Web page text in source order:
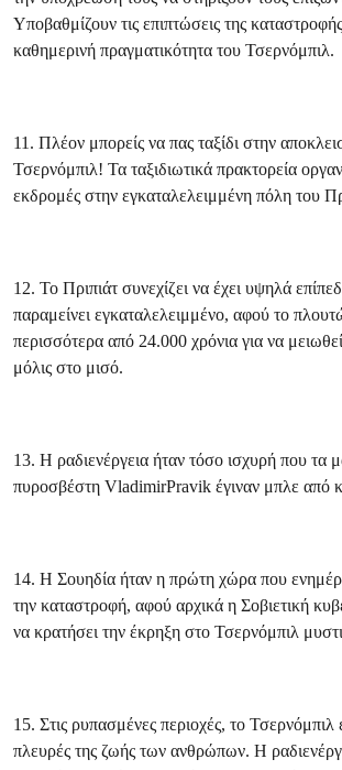
Υποβαθμίζουν τις επιπτώσεις της
καθημερινή πραγματικότητα του Τσερνόμπιλ.
11. Πλέον μπορείς να πας ταξίδι στην
Τσερνόμπιλ! Τα ταξιδιωτικά πρακτορεία
εκδρομές στην εγκαταλελειμμένη πόλη του
12. Το Πριπιάτ συνεχίζει να έχει υψηλά
παραμείνει εγκαταλελειμμένο, αφού το
περισσότερα από 24.000 χρόνια για να
μόλις στο μισό.
13. Η ραδιενέργεια ήταν τόσο ισχυρή που τα
πυροσβέστη VladimirPravik έγιναν μπλε από
14. Η Σουηδία ήταν η πρώτη χώρα που
την καταστροφή, αφού αρχικά η Σοβιετική
να κρατήσει την έκρηξη στο Τσερνόμπιλ
15. Στις ρυπασμένες περιοχές, το Τσερνόμπιλ
πλευρές της ζωής των ανθρώπων. Η